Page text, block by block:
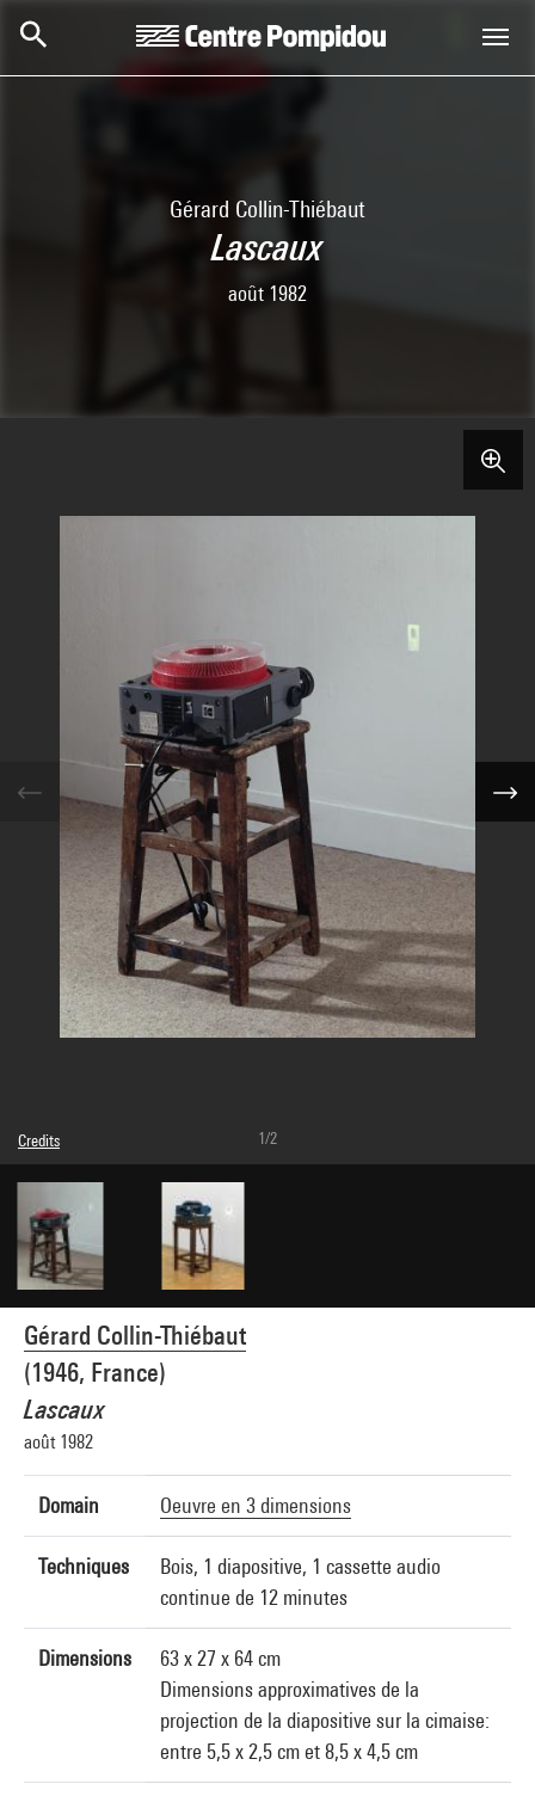
Gérard Collin-Thiébaut
Lascaux
août 1982
Gérard Collin-Thiébaut
(1946, France)
Lascaux
août 1982
Domain Oeuvre en 3 dimensions
Techniques
Bois, 1 diapositive, 1 cassette audio
continue de 12 minutes
Dimensions
63 x 27 x 64 cm
Dimensions approximatives de la
projection de la diapositive sur la cimaise:
entre 5,5 x 2,5 cm et 8,5 x 4,5 cm
Credits
© Adagp, Paris
Photo credits : Centre Pompidou, MNAM-CCI/Philippe Migeat/Dist. GrandPalaisRmn
Image reference : 4R04365 [1988 CX 0231]
1/2